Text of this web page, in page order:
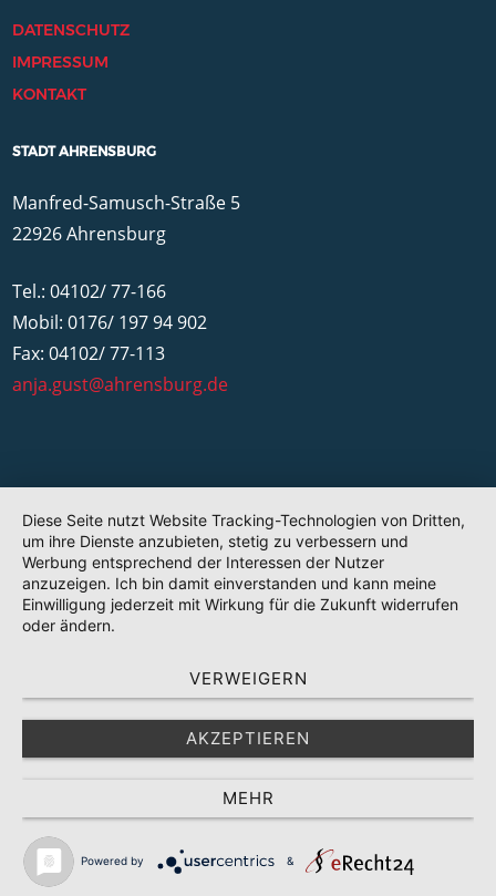
DATENSCHUTZ
IMPRESSUM
KONTAKT
STADT AHRENSBURG
Manfred-Samusch-Straße 5
22926 Ahrensburg
Tel.: 04102/ 77-166
Mobil: 0176/ 197 94 902
Fax: 04102/ 77-113
anja.gust@ahrensburg.de
Diese Seite nutzt Website Tracking-Technologien von Dritten,
um ihre Dienste anzubieten, stetig zu verbessern und
Werbung entsprechend der Interessen der Nutzer
anzuzeigen. Ich bin damit einverstanden und kann meine
Einwilligung jederzeit mit Wirkung für die Zukunft widerrufen
oder ändern.
VERWEIGERN
AKZEPTIEREN
MEHR
Powered by &